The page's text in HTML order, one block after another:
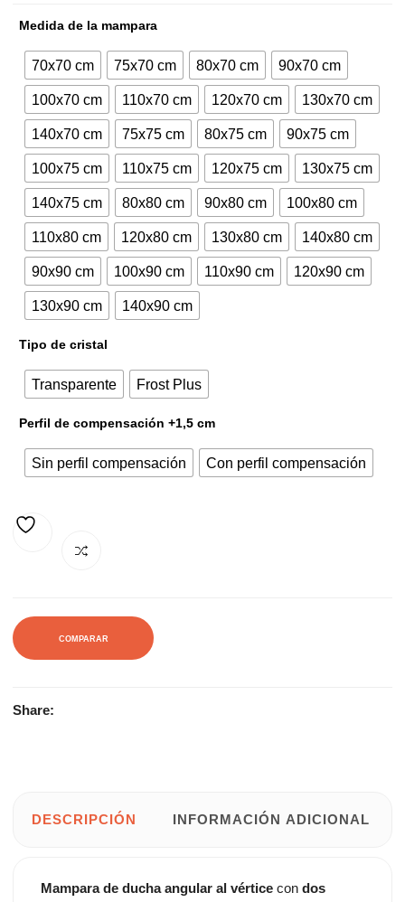
549,00€.664,29€.
Medida de la mampara
70x70 cm 75x70 cm 80x70 cm 90x70 cm
100x70 cm 110x70 cm 120x70 cm 130x70 cm
140x70 cm 75x75 cm 80x75 cm 90x75 cm
100x75 cm 110x75 cm 120x75 cm 130x75 cm
140x75 cm 80x80 cm 90x80 cm 100x80 cm
110x80 cm 120x80 cm 130x80 cm 140x80 cm
90x90 cm 100x90 cm 110x90 cm 120x90 cm
130x90 cm 140x90 cm
Tipo de cristal
Transparente Frost Plus
Perfil de compensación +1,5 cm
Sin perfil compensación Con perfil compensación
COMPARAR
Share:
DESCRIPCIÓN INFORMACIÓN ADICIONAL
Mampara de ducha angular al vértice condos